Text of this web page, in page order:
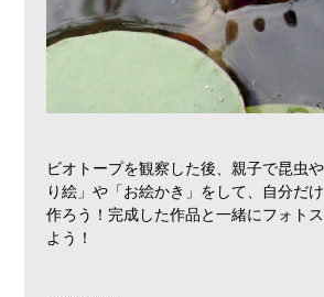
ビオトープを観察した後、親子で昆虫
り絵」や「お絵かき」をして、自分だ
作ろう！完成した作品と一緒にフォト
よう！